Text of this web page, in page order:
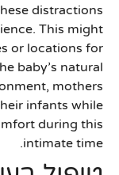
distractions
This might
or locations for
baby’s natural
mothers
infants while
during this
intimate time.